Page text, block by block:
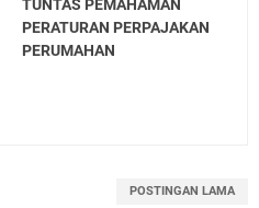
TUNTAS PEMAHAMAN
PERATURAN PERPAJAKAN
PERUMAHAN
POSTINGAN LAMA